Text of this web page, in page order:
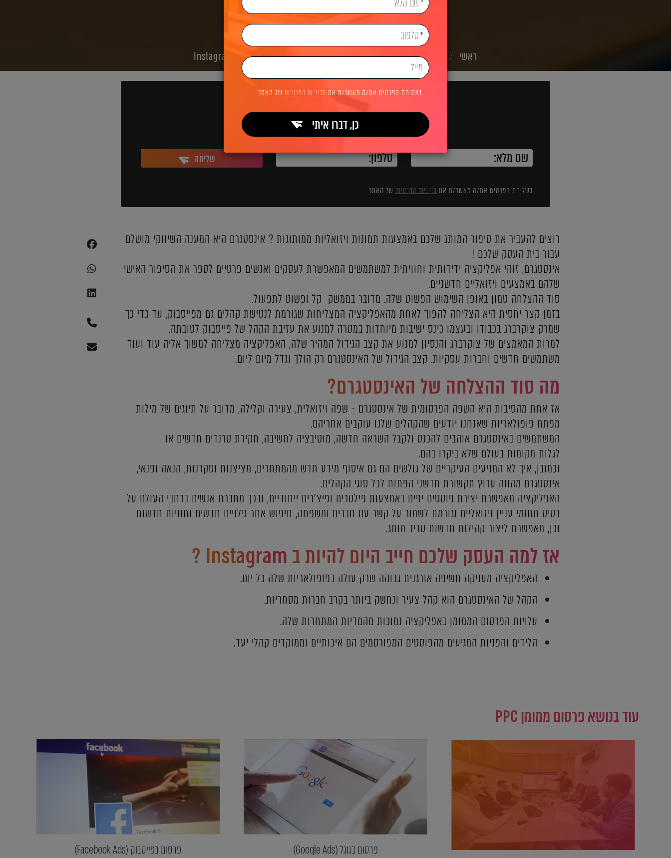
ראשי שיווק דיגיטלי פרסום ממומן PPC פרסום באינסטגרם Instagram
לשיחת ייעוץ והצעת מחיר
השאירו פרטים ואנחנו מיד מתקשרים:
שליחה
בשליחת הפרטים את/ה מאשר/ת את מדיניות הפרטיות של האתר
רוצים להעביר את סיפור המותג שלכם באמצעות תמונות ויזואליות ממותוגות ? אינסטגרם היא המענה השיווקי מושלם
עבור בית העסק שלכם !
אינסטגרם, זוהי אפליקציה ידידותית וחוויתית למשתמשים המאפשרת לעסקים ואנשים פרטיים לספר את הסיפור האישי
שלהם באמצעים ויזואליים חדשניים.
סוד ההצלחה טמון באופן השימוש הפשוט שלה. מדובר בממשק קל ופשוט לתפעול.
בזמן קצר יחסית היא הצליחה להפוך לאחת מהאפליקציה המצליחות שגורמת לנטישת קהלים גם מפייסבוק, עד כדי כך
שמרק צוקרברג בכבודו ובעצמו כינס ישיבות מיוחדות במטרה למנוע את עזיבת הקהל של פייסבוק לטובתה.
למרות המאמצים של צוקרברג והנסיון למנוע את קצב הגידול המהיר שלה, האפליקציה מצליחה למשוך אליה עוד ועוד
משתמשים חדשים וחברות עסקיות. קצב הגידול של האינסטגרם רק הולך וגדל מיום ליום.
מה סוד ההצלחה של האינסטגרם?
אז אחת מהסיבות היא השפה הפרסומית של אינסטגרם - שפה ויזואלית, צעירה וקלילה, מדובר על תיוגים של מילות
מפתח פופולאריות שאנחנו יודעים שהקהלים שלנו עוקבים אחריהם.
המשתמשים באינסטגרם אוהבים להכנס ולקבל השראה חדשה, מוטיבציה לחשיבה, חקירת טרנדים חדשים או
לגלות מקומות בעולם שלא ביקרו בהם.
וכמובן, איך לא המניעים העיקריים של גולשים הם גם איסוף מידע חדש מהמתחרים, מציצנות וסקרנות, הנאה ופנאי,
אינסטגרם מהווה ערוץ תקשורת חדשני הפתוח לכל סוגי הקהלים.
האפליקציה מאפשרת יצירת פוסטים יפים באמצעות פילטרים ופיצ'רים ייחודיים, ובכך מחברת אנשים ברחבי העולם על
בסיס תחומי עניין ויזואליים וגורמת לשמור על קשר עם חברים ומשפחה, חיפוש אחר גילויים חדשים וחוויות חדשות
וכן, מאפשרת ליצור קהילות חדשות סביב מותג.
אז למה העסק שלכם חייב היום להיות ב Instagram
?
האפליקציה מעניקה חשיפה אורגנית גבוהה שרק עולה בפופולאריות שלה כל יום.
הקהל של האינסטגרם הוא קהל צעיר ונחשק ביותר בקרב חברות מסחריות.
עלויות הפרסום הממומן באפליקציה נמוכות מהמדיות המתחרות שלה.
הלידים והפניות המגיעים מהפוסטים המפורסמים הם איכותיים וממוקדים קהלי יעד.
עוד בנושא פרסום ממומן PPC
פרסום בגוגל (Google Ads) פרסום בפייסבוק (Facebook Ads)
בשליחת הפרטים את/ה מאשר/ת את מדיניות הפרטיותשל האתר
כן, דברו איתי